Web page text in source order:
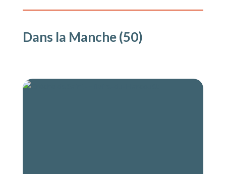
Dans la Manche (50)